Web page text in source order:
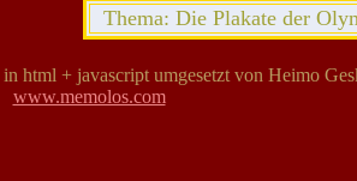
Thema: Die Plakate der
html + javascript umgesetzt von Heimo
www.memolos.com